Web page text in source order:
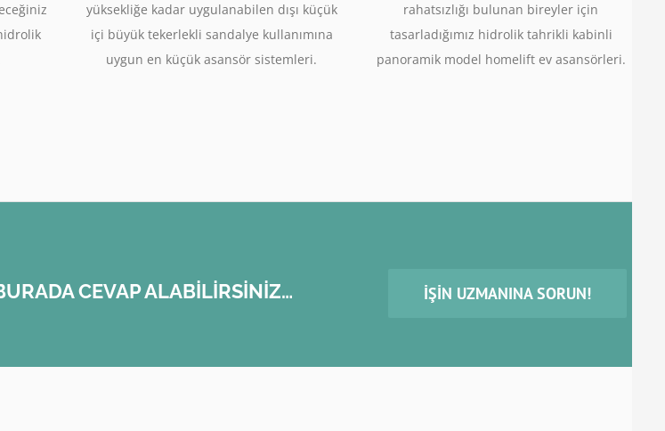
yüksekliğe kadar uygulanabilen dışı küçük
içi büyük tekerlekli sandalye kullanımına
uygun en küçük asansör sistemleri.
rahatsızlığı bulunan bireyler için
tasarladığımız hidrolik tahrikli kabinli
panoramik model homelift ev asansörleri.
CEVAP ALABİLİRSİNİZ… İŞIN UZMANINA SORUN!